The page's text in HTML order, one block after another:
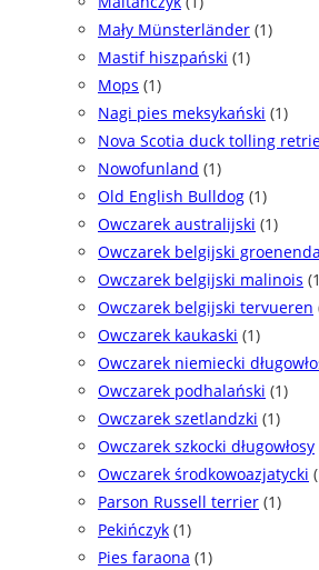
Mały Münsterländer (1)
Mastif hiszpański (1)
Mops (1)
Nagi pies meksykański (1)
Nova Scotia duck tolling
Nowofunland (1)
Old English Bulldog (1)
Owczarek australijski (1)
Owczarek belgijski
Owczarek belgijski malinois
Owczarek belgijski tervueren
Owczarek kaukaski (1)
Owczarek niemiecki
Owczarek podhalański (1)
Owczarek szetlandzki (1)
Owczarek szkocki długowłosy
Owczarek środkowoazjatycki
Parson Russell terrier (1)
Pekińczyk (1)
Pies faraona (1)